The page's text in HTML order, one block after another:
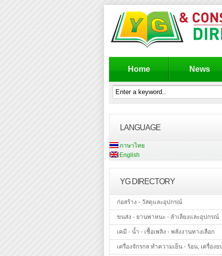
Home News
LANGUAGE
ภาษาไทย
English
YG DIRECTORY
ก่อสร้าง - วัสดุและอุปกรณ์
ขนส่ง - ยานพาหนะ - ลำเลียงและอุปกรณ์
เคมี - น้ำ - เชื้อเพลิง - พลังงานทางเลือก
เครื่องจักรกล ทำความเย็น - ร้อน, เครื่องย